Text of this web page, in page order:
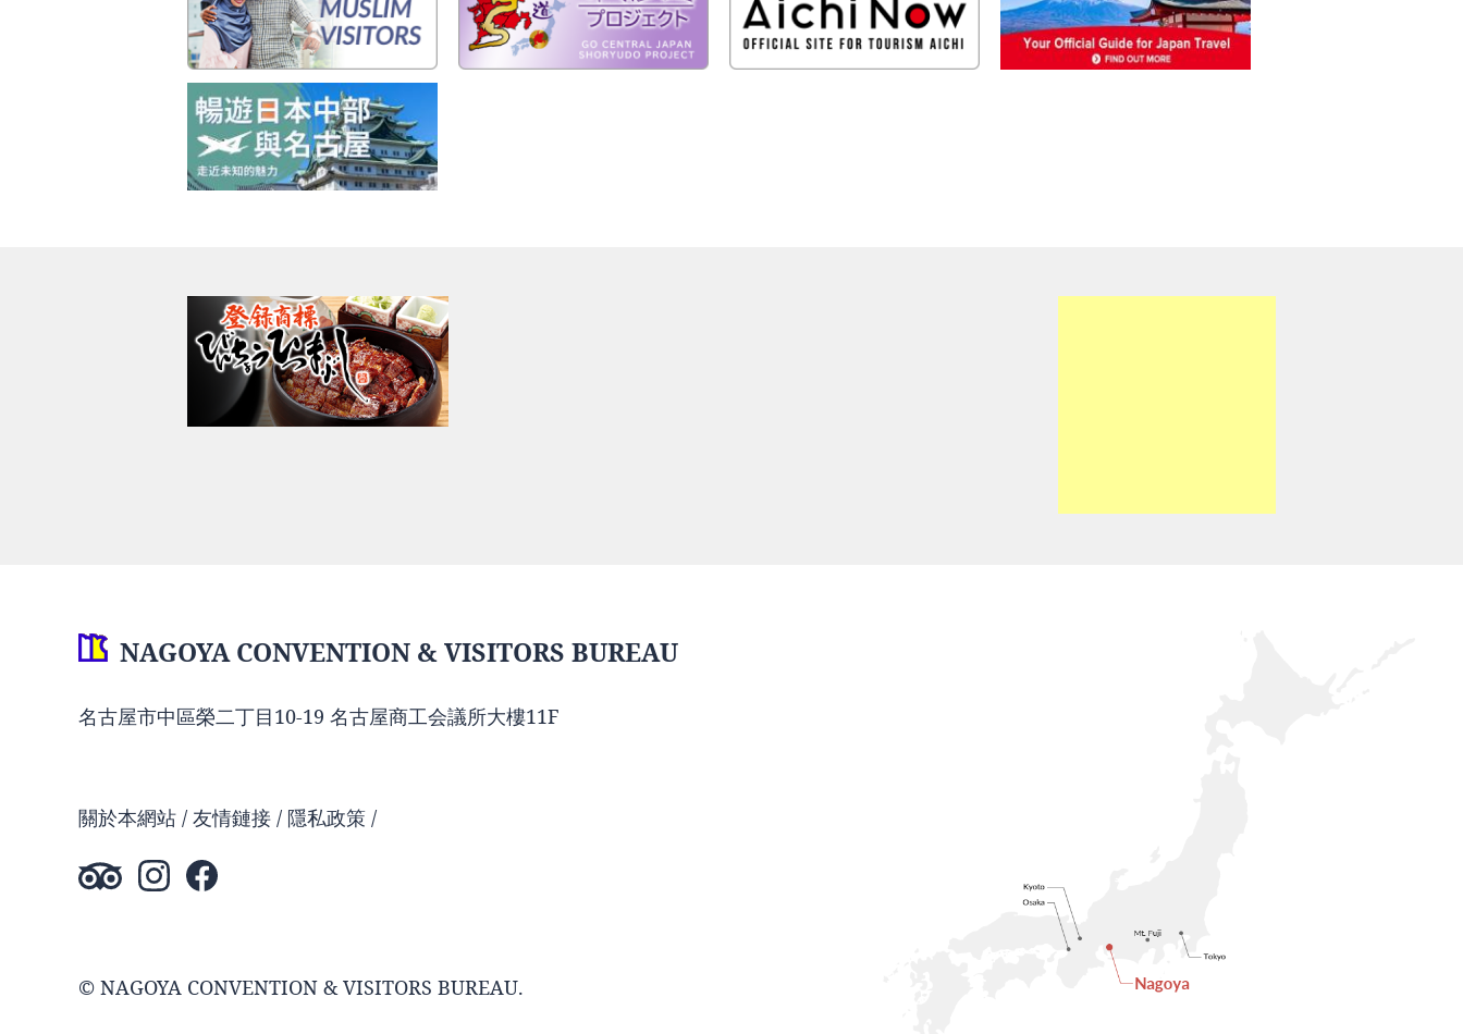
NAGOYA CONVENTION & VISITORS BUREAU
名古屋市中區榮二丁目10-19 名古屋商工会議所大樓11F
關於本網站 友情鏈接 隱私政策
© NAGOYA CONVENTION & VISITORS BUREAU.